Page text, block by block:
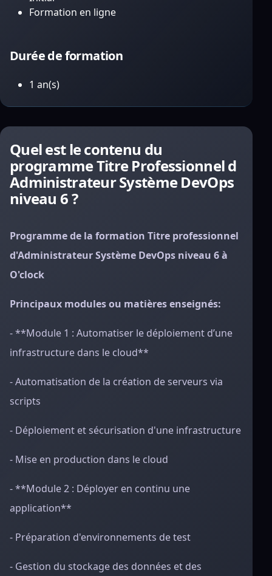
Formation en ligne
Durée de formation
1 an(s)
Quel est le contenu du
programme Titre Professionnel d
Administrateur Système DevOps
niveau 6 ?
Programme de la formation Titre professionnel
d'Administrateur Système DevOps niveau 6 à
O'clock
Principaux modules ou matières enseignés:
- **Module 1 : Automatiser le déploiement d’une
infrastructure dans le cloud**
- Automatisation de la création de serveurs via
scripts
- Déploiement et sécurisation d'une infrastructure
- Mise en production dans le cloud
- **Module 2 : Déployer en continu une
application**
- Préparation d'environnements de test
- Gestion du stockage des données et des